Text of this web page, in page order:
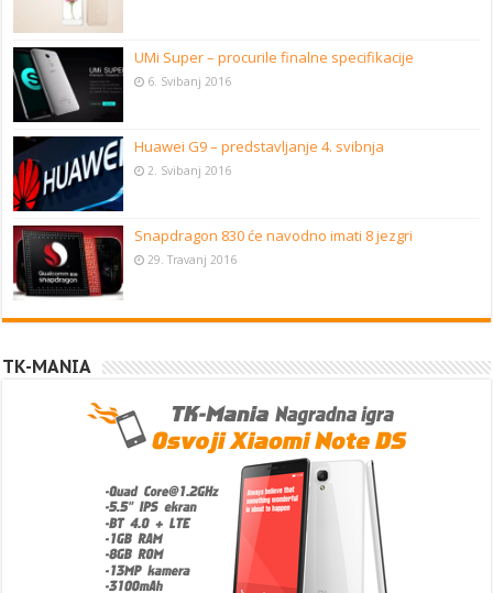
UMi Super – procurile finalne specifikacije
6. Svibanj 2016
Huawei G9 – predstavljanje 4. svibnja
2. Svibanj 2016
Snapdragon 830 će navodno imati 8 jezgri
29. Travanj 2016
TK-MANIA